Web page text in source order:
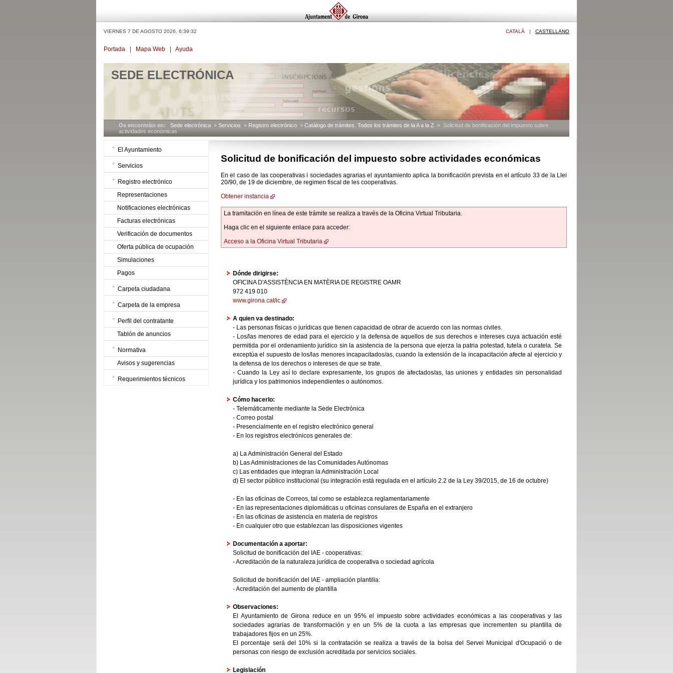
VIERNES 7 DE AGOSTO 2026, 6:39:32 CATALÀ | CASTELLANO
Portada Mapa Web Ayuda
SEDE ELECTRÓNICA
Os encontráis en: Sede electrónica » Servicios » Registro electrónico » Catálogo de trámites. Todos los trámites de la A a la Z » Solicitud de bonificación del impuesto sobre
actividades económicas
El Ayuntamiento
Servicios
Registro electrónico
Representaciones
Notificaciones electrónicas
Facturas electrónicas
Verificación de documentos
Oferta pública de ocupación
Simulaciones
Pagos
Carpeta ciudadana
Carpeta de la empresa
Perfil del contratante
Tablón de anuncios
Normativa
Avisos y sugerencias
Requerimientos técnicos
Solicitud de bonificación del impuesto sobre actividades económicas
En el caso de las cooperativas i sociedades agrarias el ayuntamiento aplica la bonificación prevista en el artículo 33 de la Llei
20/90, de 19 de diciembre, de regimen fiscal de les cooperativas.
Obtener instancia
La tramitación en línea de este trámite se realiza a través de la Oficina Virtual Tributaria.
Haga clic en el siguiente enlace para acceder:
Acceso a la Oficina Virtual Tributaria
Dónde dirigirse:
OFICINA D'ASSISTÈNCIA EN MATÈRIA DE REGISTRE OAMR
972 419 010
www.girona.cat/ic
A quien va destinado:
- Las personas físicas o jurídicas que tienen capacidad de obrar de acuerdo con las normas civiles.
- Los/las menores de edad para el ejercicio y la defensa de aquellos de sus derechos e intereses cuya actuación esté
permitida por el ordenamiento jurídico sin la asistencia de la persona que ejerza la patria potestad, tutela o curatela. Se
exceptúa el supuesto de los/las menores incapacitados/as, cuando la extensión de la incapacitación afecte al ejercicio y
la defensa de los derechos o intereses de que se trate.
- Cuando la Ley así lo declare expresamente, los grupos de afectados/as, las uniones y entidades sin personalidad
jurídica y los patrimonios independientes o autónomos.
Cómo hacerlo:
- Telemáticamente mediante la Sede Electrónica
- Correo postal
- Presencialmente en el registro electrónico general
- En los registros electrónicos generales de:
a) La Administración General del Estado
b) Las Administraciones de las Comunidades Autónomas
c) Las entidades que integran la Administración Local
d) El sector público institucional (su integración está regulada en el artículo 2.2 de la Ley 39/2015, de 16 de octubre)
- En las oficinas de Correos, tal como se establezca reglamentariamente
- En las representaciones diplomáticas u oficinas consulares de España en el extranjero
- En las oficinas de asistencia en materia de registros
- En cualquier otro que establezcan las disposiciones vigentes
Documentación a aportar:
Solicitud de bonificación del IAE - cooperativas:
- Acreditación de la naturaleza jurídica de cooperativa o sociedad agrícola
Solicitud de bonificación del IAE - ampliación plantilla:
- Acreditación del aumento de plantilla
Observaciones:
El Ayuntamiento de Girona reduce en un 95% el impuesto sobre actividades económicas a las cooperativas y las
sociedades agrarias de transformación y en un 5% de la cuota a las empresas que incrementen su plantilla de
trabajadores fijos en un 25%.
El porcentaje será del 10% si la contratación se realiza a través de la bolsa del Servei Municipal d'Ocupació o de
personas con riesgo de exclusión acreditada por servicios sociales.
Legislación